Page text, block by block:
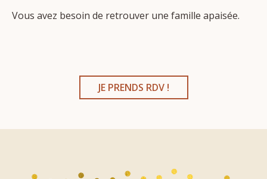
Vous avez besoin de retrouver une famille apaisée.
JE PRENDS RDV !